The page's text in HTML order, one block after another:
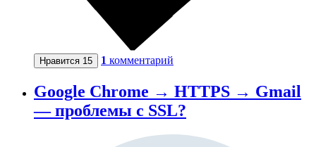
Нравится 15 1 комментарий
Google Chrome → HTTPS → Gmail
— проблемы с SSL?